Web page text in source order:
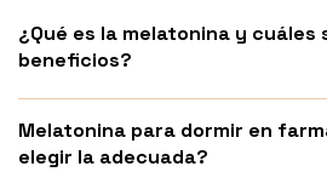
¿Qué es la melatonina y cuáles
beneficios?
Melatonina para dormir en
elegir la adecuada?